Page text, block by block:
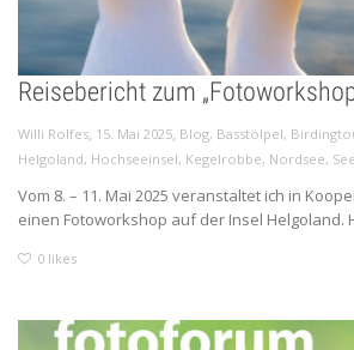
Reisebericht zum
Willi Rolfes, 15. Mai 2025, Blog, Basstölpel,
Helgoland, Hochseeinsel, Kegelrobbe, Nordsee,
Vom 8. – 11. Mai 2025 veranstaltet ich in
einen Fotoworkshop auf der Insel Helgoland.
0 likes